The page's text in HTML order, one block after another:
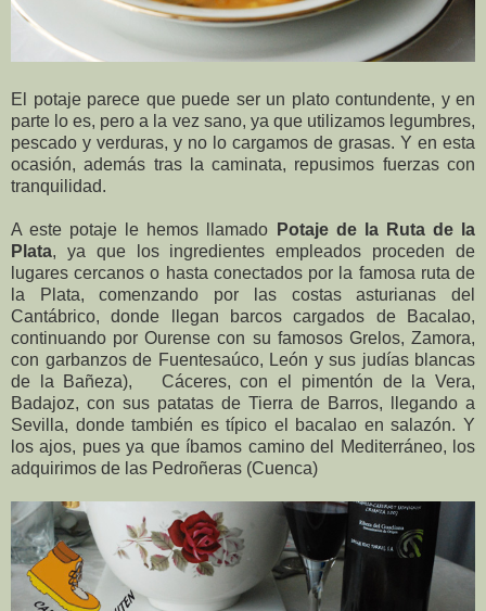
El potaje parece que puede ser un plato contundente, y en
parte lo es, pero a la vez sano, ya que utilizamos legumbres,
pescado y verduras, y no lo cargamos de grasas. Y en esta
ocasión, además tras la caminata, repusimos fuerzas con
tranquilidad.
A este potaje le hemos llamado
Potaje de la Ruta de la
Plata, ya que los ingredientes empleados proceden de
lugares cercanos o hasta conectados por la famosa ruta de
la Plata, comenzando por las costas asturianas del
Cantábrico, donde llegan barcos cargados de Bacalao,
continuando por Ourense con su famosos Grelos, Zamora,
con garbanzos de Fuentesaúco, León y sus judías blancas
de la Bañeza), Cáceres, con el pimentón de la Vera,
Badajoz, con sus patatas de Tierra de Barros, llegando a
Sevilla, donde también es típico el bacalao en salazón. Y
los ajos, pues ya que íbamos camino del Mediterráneo, los
adquirimos de las Pedroñeras (Cuenca)